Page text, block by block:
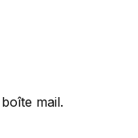
mail.